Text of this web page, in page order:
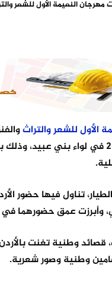
مهرجان النعيمة الأول للشعر
الأولللشعروالتراث
الثقافية ضمن برامج مشاريع المدن والألوية
تناول فيها حضور
وأبرزت عمق حضورهما في
وطنية تغنت
وطنية وصور شعرية.